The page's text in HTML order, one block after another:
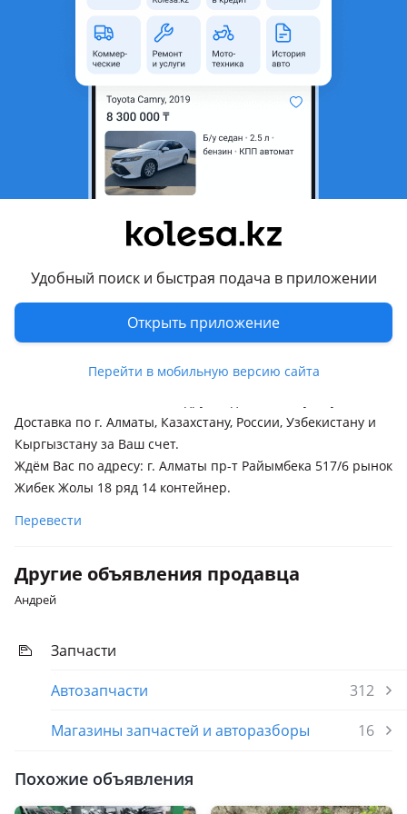
Удобный поиск и быстрая подача в приложении
Открыть приложение
Перейти в мобильную версию сайта
область
Б/y
Есть доставка
Да
Подходит на авто
Toyota Estima
1999 - 2006 2 поколение
2000 - 2006 XR30/XR40
Комментарий продавца
Бампер Тойота Эстима, Превиа (Toyota Estima, Previa) 1999-
2006 гг.
Б/У оригинал. Япония.
Доставка по г. Алматы, Казахстану, России, Узбекистану и
Кыргызстану за Ваш счет.
Ждём Вас по адресу: г. Алматы пр-т Райымбека 517/6 рынок
Жибек Жолы 18 ряд 14 контейнер.
Перевести
Другие объявления продавца
Андрей
Запчасти
Автозапчасти
312
Магазины запчастей и авторазборы
16
Похожие объявления